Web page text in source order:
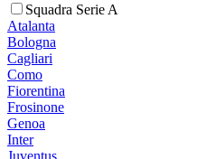
Squadra Serie A
Atalanta
Bologna
Cagliari
Como
Fiorentina
Frosinone
Genoa
Inter
Juventus